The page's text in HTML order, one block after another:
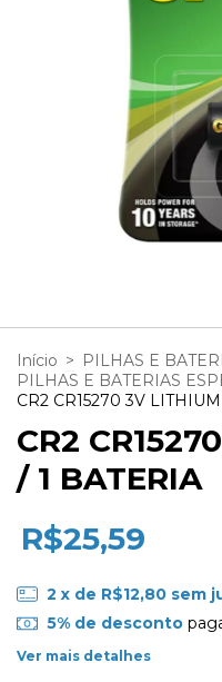
Início > PILHAS E
PILHAS E BATERIAS
CR2 CR15270 3V
CR2
/ 1 BATERIA
R$25,59
2 x de R$12,80 sem
5% de desconto
Ver mais detalhes